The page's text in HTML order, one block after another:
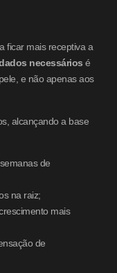
ficar mais receptiva a
necessários é
e não apenas aos
alcançando a base
de
na raiz;
mais
de